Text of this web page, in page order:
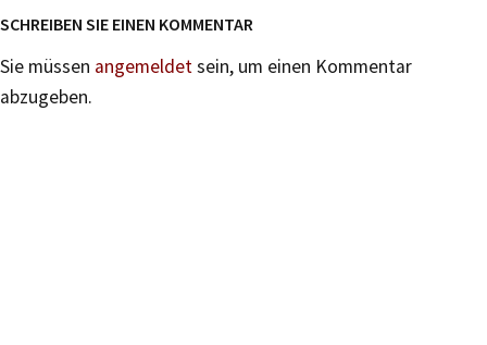
SCHREIBEN SIE EINEN KOMMENTAR
Sie müssen angemeldetsein, um einen Kommentar
abzugeben.